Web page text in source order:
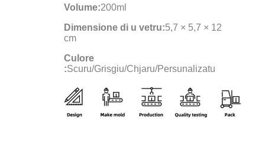
Volume:200ml
Dimensione di u vetru:5,7 × 5,7 × 12
cm
Culore
:Scuru/Grisgiu/Chjaru/Persunalizatu